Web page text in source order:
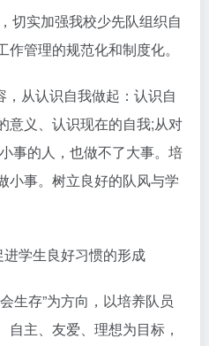
切实加强我校少先队组织自
管理的规范化和制度化。
，从认识自我做起：认识自
意义、认识现在的自我;从对
事的人，也做不了大事。培
小事。树立良好的队风与学
学生良好习惯的形成
生存”为方向，以培养队员
主、友爱、理想为目标，